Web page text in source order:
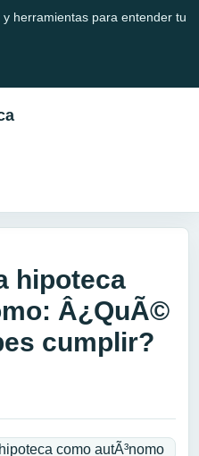
herramientas para entender tu
hipoteca
Â¿QuÃ©
cumplir?